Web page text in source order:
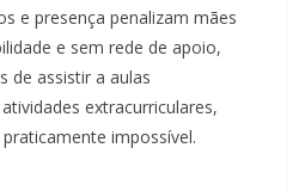
e presença penalizam mães
e sem rede de apoio,
de assistir a aulas
extracurriculares,
impossível.